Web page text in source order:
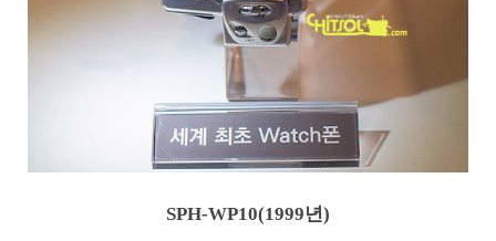
SPH-WP10(1999년)